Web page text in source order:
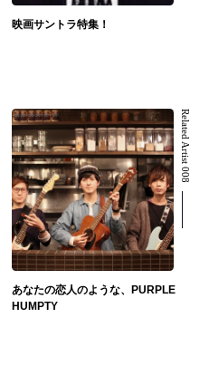
映画サントラ特集！
Related Artist 008
あなたの恋人のような、PURPLE
HUMPTY